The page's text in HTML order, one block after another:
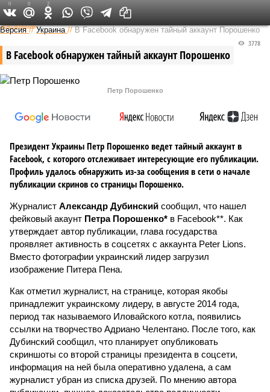
Федеральный выпуск
Версия //Украина //В Facebook обнаружен тайный аккаунт Порошенко
В Facebook обнаружен тайный аккаунт Порошенко
3778
Петр Порошенко
Президент Украины Петр Порошенко ведет тайный аккаунт в
Facebook, с которого отслеживает интересующие его публикации.
Профиль удалось обнаружить из-за сообщения в сети о начале
публикации скринов со страницы Порошенко.
Журналист Александр Дубинский сообщил, что нашел
фейковый акаунт Петра Порошенко* в Facebook**. Как
утверждает автор публикации, глава государства
проявляет активность в соцсетях с аккаунта Peter Lions.
Вместо фотографии украинский лидер загрузил
изображение Питера Пена.
Как отметил журналист, на странице, которая якобы
принадлежит украинскому лидеру, в августе 2014 года,
период так называемого Иловайского котла, появились
ссылки на творчество Адриано Челентано. После того, как
Дубинский сообщил, что планирует опубликовать
скриншоты со второй страницы президента в соцсети,
информация на ней была оперативно удалена, а сам
журналист убран из списка друзей. По мнению автора
0 0 2